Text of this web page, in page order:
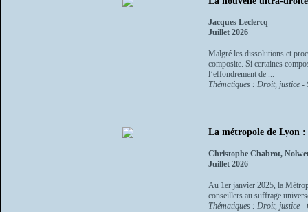
Jacques Leclercq
Juillet 2026
Malgré les dissolutions et
composite. Si certaines
l’effondrement de ...
Thématiques : Droit, justice -
La métropole de Lyon :
Christophe Chabrot,
Juillet 2026
Au 1er janvier 2025, la
conseillers au suffrage
Thématiques : Droit, justice -